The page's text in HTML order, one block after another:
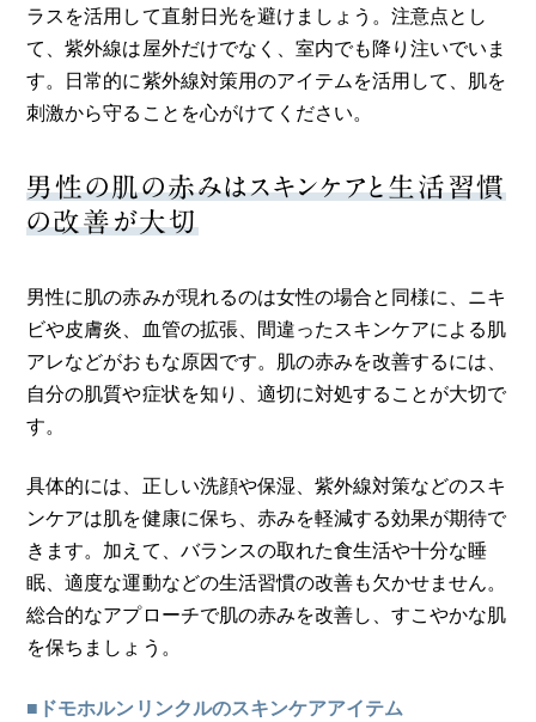
ラスを活用して直射日光を避けましょう。注意点とし
て、紫外線は屋外だけでなく、室内でも降り注いでいま
す。日常的に紫外線対策用のアイテムを活用して、肌を
刺激から守ることを心がけてください。
男性の肌の赤みはスキンケアと生活習慣
の改善が大切
男性に肌の赤みが現れるのは女性の場合と同様に、ニキ
ビや皮膚炎、血管の拡張、間違ったスキンケアによる肌
アレなどがおもな原因です。肌の赤みを改善するには、
自分の肌質や症状を知り、適切に対処することが大切で
す。
具体的には、正しい洗顔や保湿、紫外線対策などのスキ
ンケアは肌を健康に保ち、赤みを軽減する効果が期待で
きます。加えて、バランスの取れた食生活や十分な睡
眠、適度な運動などの生活習慣の改善も欠かせません。
総合的なアプローチで肌の赤みを改善し、すこやかな肌
を保ちましょう。
■ドモホルンリンクルのスキンケアアイテム